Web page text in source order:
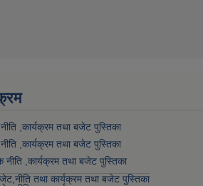
,कार्यक्रम तथा बजेट पुस्तिका
,कार्यक्रम तथा बजेट पुस्तिका
,कार्यक्रम तथा बजेट पुस्तिका
तथा कार्यक्रम तथा बजेट पुस्तिका